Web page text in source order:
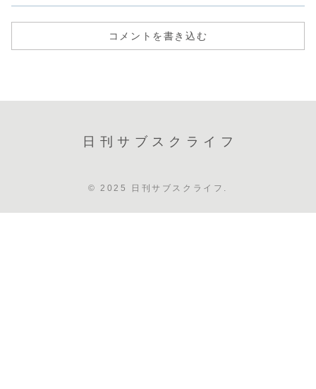
コメントを書き込む
日刊サブスクライフ
© 2025 日刊サブスクライフ.